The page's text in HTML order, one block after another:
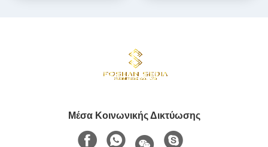
Μέσα Κοινωνικής Δικτύωσης